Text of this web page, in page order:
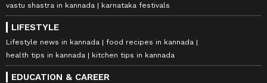
vastu shastra in kannada
karnataka festivals
LIFESTYLE
Lifestyle news in kannada
food recipes in kannada
health tips in kannada
kitchen tips in kannada
EDUCATION & CAREER